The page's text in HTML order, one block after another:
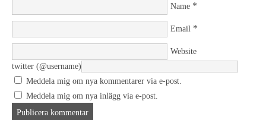
Name *
Email *
Website
twitter (@username)
Meddela mig om nya kommentarer via e-post.
Meddela mig om nya inlägg via e-post.